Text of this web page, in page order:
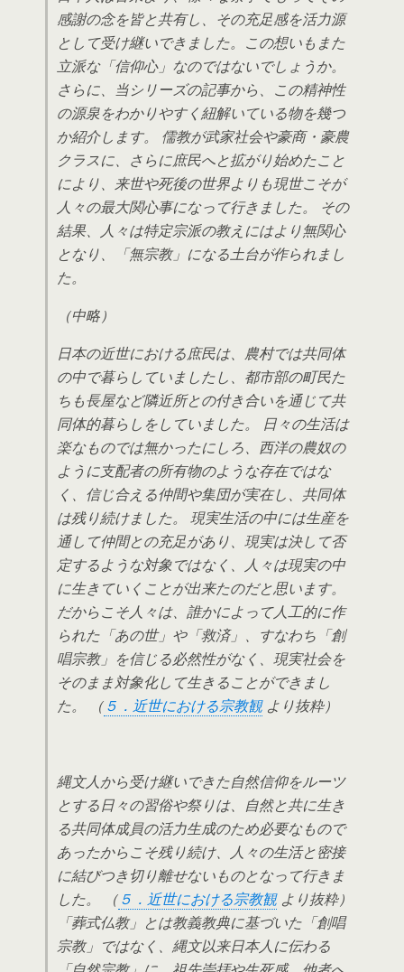
感謝の念を皆と共有し、その充足感を活力源
として受け継いできました。この想いもまた
立派な「信仰心」なのではないでしょうか。
さらに、当シリーズの記事から、この精神性
の源泉をわかりやすく紐解いている物を幾つ
か紹介します。 儒教が武家社会や豪商・豪農
クラスに、さらに庶民へと拡がり始めたこと
により、来世や死後の世界よりも現世こそが
人々の最大関心事になって行きました。 その
結果、人々は特定宗派の教えにはより無関心
となり、「無宗教」になる土台が作られまし
た。
（中略）
日本の近世における庶民は、農村では共同体
の中で暮らしていましたし、都市部の町民た
ちも長屋など隣近所との付き合いを通じて共
同体的暮らしをしていました。 日々の生活は
楽なものでは無かったにしろ、西洋の農奴の
ように支配者の所有物のような存在ではな
く、信じ合える仲間や集団が実在し、共同体
は残り続けました。 現実生活の中には生産を
通して仲間との充足があり、現実は決して否
定するような対象ではなく、人々は現実の中
に生きていくことが出来たのだと思います。
だからこそ人々は、誰かによって人工的に作
られた「あの世」や「救済」、すなわち「創
唱宗教」を信じる必然性がなく、現実社会を
そのまま対象化して生きることができまし
た。 （５．近世における宗教観より抜粋）
縄文人から受け継いできた自然信仰をルーツ
とする日々の習俗や祭りは、自然と共に生き
る共同体成員の活力生成のため必要なもので
あったからこそ残り続け、人々の生活と密接
に結びつき切り離せないものとなって行きま
した。 （５．近世における宗教観より抜粋）
「葬式仏教」とは教義教典に基づいた「創唱
宗教」ではなく、縄文以来日本人に伝わる